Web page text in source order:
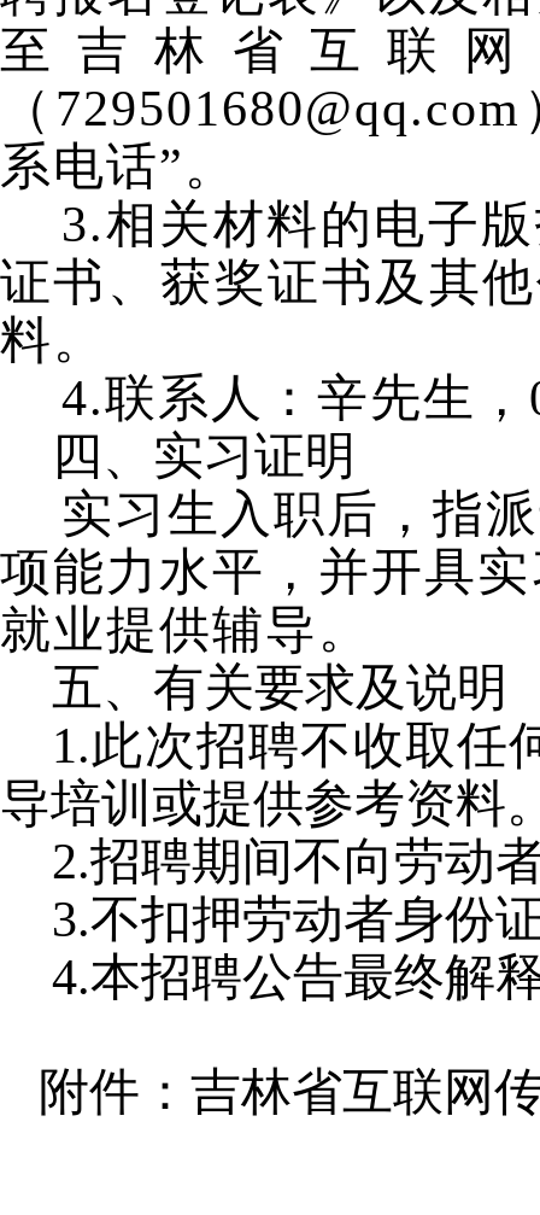
至吉林省互联
（
系电话”。
3.相关材料的电子
证书、获奖证书及其
料。
4.联系人：辛先生，
四、实习证明
实习生入职后，指
项能力水平，并开具
就业提供辅导。
五、有关要求及说明
1.此次招聘不收取任
导培训或提供参考资料
2.招聘期间不向劳动
3.不扣押劳动者身份
4.本招聘公告最终解
附件：吉林省互联网